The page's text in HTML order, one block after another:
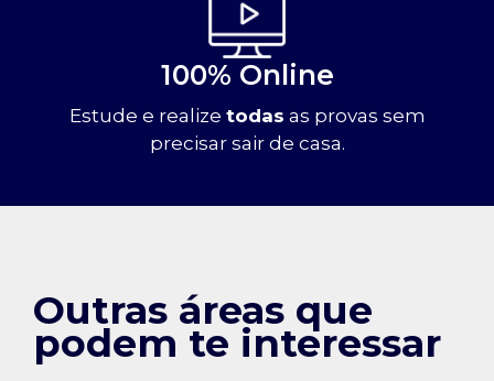
100% Online
Estude e realize todas as provas sem
precisar sair de casa.
Outras áreas que
podem te interessar